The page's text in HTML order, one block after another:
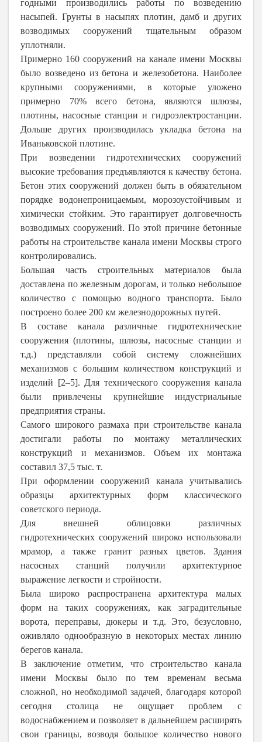
годными производились работы по возведению
насыпей. Грунты в насыпях плотин, дамб и других
возводимых сооружений тщательным образом
уплотняли.
Примерно 160 сооружений на канале имени Москвы
было возведено из бетона и железобетона. Наиболее
крупными сооружениями, в которые уложено
примерно 70% всего бетона, являются шлюзы,
плотины, насосные станции и гидроэлектростанции.
Дольше других производилась укладка бетона на
Иваньковской плотине.
При возведении гидротехнических сооружений
высокие требования предъявляются к качеству бетона.
Бетон этих сооружений должен быть в обязательном
порядке водонепроницаемым, морозоустойчивым и
химически стойким. Это гарантирует долговечность
возводимых сооружений. По этой причине бетонные
работы на строительстве канала имени Москвы строго
контролировались.
Большая часть строительных материалов была
доставлена по железным дорогам, и только небольшое
количество с помощью водного транспорта. Было
построено более 200 км железнодорожных путей.
В составе канала различные гидротехнические
сооружения (плотины, шлюзы, насосные станции и
т.д.) представляли собой систему сложнейших
механизмов с большим количеством конструкций и
изделий [2–5]. Для технического сооружения канала
были привлечены крупнейшие индустриальные
предприятия страны.
Самого широкого размаха при строительстве канала
достигали работы по монтажу металлических
конструкций и механизмов. Объем их монтажа
составил 37,5 тыс. т.
При оформлении сооружений канала учитывались
образцы архитектурных форм классического
советского периода.
Для внешней облицовки различных
гидротехнических сооружений широко использовали
мрамор, а также гранит разных цветов. Здания
насосных станций получили архитектурное
выражение легкости и стройности.
Была широко распространена архитектура малых
форм на таких сооружениях, как заградительные
ворота, переправы, дюкеры и т.д. Это, безусловно,
оживляло однообразную в некоторых местах линию
берегов канала.
В заключение отметим, что строительство канала
имени Москвы было по тем временам весьма
сложной, но необходимой задачей, благодаря которой
сегодня столица не ощущает проблем с
водоснабжением и позволяет в дальнейшем расширять
свои границы, возводя большое количество нового